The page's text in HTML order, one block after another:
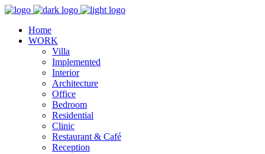
Home
WORK
Villa
Implemented
Interior
Architecture
Office
Bedroom
Residential
Clinic
Restaurant & Café
Reception